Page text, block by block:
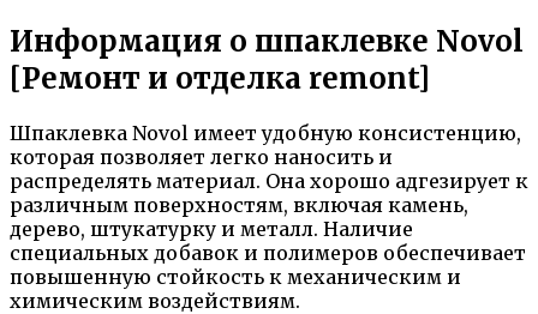
Информация о шпаклевке Novol
[Ремонт и отделка remont]
Шпаклевка Novol имеет удобную консистенцию,
которая позволяет легко наносить и
распределять материал. Она хорошо адгезирует к
различным поверхностям, включая камень,
дерево, штукатурку и металл. Наличие
специальных добавок и полимеров обеспечивает
повышенную стойкость к механическим и
химическим воздействиям.